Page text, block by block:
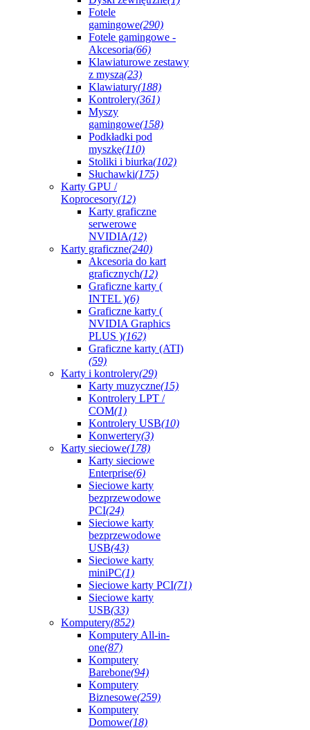
Fotele
gamingowe(290)
Fotele gamingowe -
Akcesoria(66)
Klawiaturowe zestawy
z myszą(23)
Klawiatury(188)
Kontrolery(361)
Myszy
gamingowe(158)
Podkładki pod
myszkę(110)
Stoliki i biurka(102)
Słuchawki(175)
Karty GPU /
Koprocesory(12)
Karty graficzne
serwerowe
NVIDIA(12)
Karty graficzne(240)
Akcesoria do kart
graficznych(12)
Graficzne karty (
INTEL )(6)
Graficzne karty (
NVIDIA Graphics
PLUS )(162)
Graficzne karty (ATI)
(59)
Karty i kontrolery(29)
Karty muzyczne(15)
Kontrolery LPT /
COM(1)
Kontrolery USB(10)
Konwertery(3)
Karty sieciowe(178)
Karty sieciowe
Enterprise(6)
Sieciowe karty
bezprzewodowe
PCI(24)
Sieciowe karty
bezprzewodowe
USB(43)
Sieciowe karty
miniPC(1)
Sieciowe karty PCI(71)
Sieciowe karty
USB(33)
Komputery(852)
Komputery All-in-
one(87)
Komputery
Barebone(94)
Komputery
Biznesowe(259)
Komputery
Domowe(18)